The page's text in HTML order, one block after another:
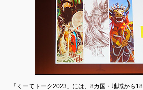
「くーてトーク2023」には、8カ国・地域から18